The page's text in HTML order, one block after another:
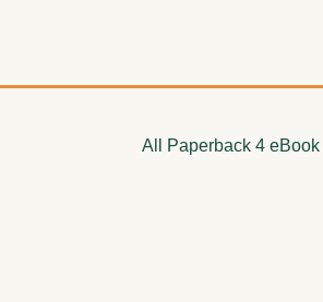
All Paperback 4 eBook